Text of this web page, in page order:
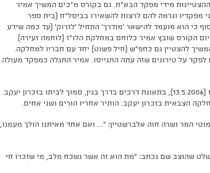
מידי מפקד הבא"ח. גם בקורס מ"כים המשיך אמיר
מפקדיו וגרמה להם לרצות להשאירו בביסל"ח (בית ספר
כי הוא מועמד להישאר 'מודרך' התחיל 'לזרוק' (עד כמה שידע
הקורס שובץ אמיר כלוחם במחלקת הלו"ז (לוחמה זעירה)
להצטיין גם כחפ"ש (חיל פשוט) יחד עם חבריו למחלקה.
על טירונים שזה עתה התגייסו. אמיר התגלה כמפקד מעולה
סמל-ראשון אמיר לוי נפל בעת שירותו ביום ט"ו באייר תשס"ו (13.5.2006), בתאונת דרכים בדרך בגין, סמוך לביתו בזכרון יעקב.
הצבאית בזכרון יעקב. הותיר אחריו הורים ושני אחים.
המר ושרה חוה אלברשטיין: "... ואם אחד מאיתנו הולך מעמנו,
שהוצב שם נכתב: "מת הוא זה אשר נשכח מלב, מי שזִכרוֹ חי